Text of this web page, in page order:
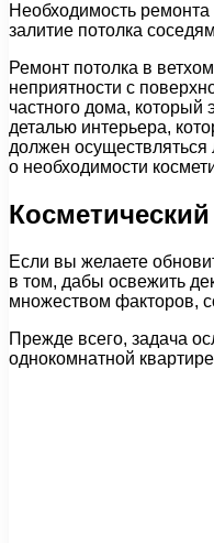
Необходимость
залитие потолка
Ремонт потолка в
неприятности с
частного дома, который
деталью интерьера,
должен осуществляться
о необходимости
Если вы желаете
в том, дабы освежить
множеством факторов,
Прежде всего, задача
однокомнатной